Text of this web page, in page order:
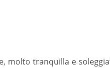
molto tranquilla e